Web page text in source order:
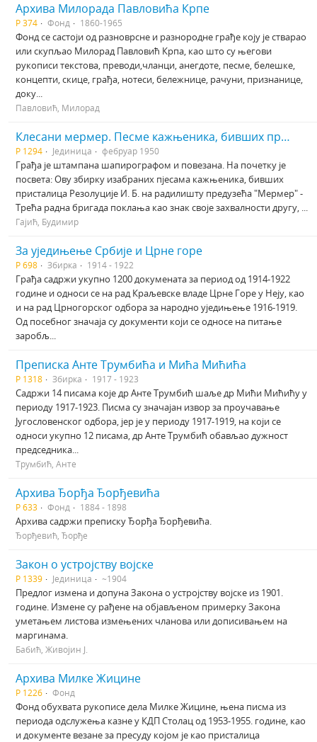
Архива Милорада Павловића Крпе
Р 374 Фонд 1860-1965
Фонд се састоји од разноврсне и разнородне грађе коју је стварао
или скупљао Милорад Павловић Крпа, као што су његови
рукописи текстова, преводи,чланци, анегдоте, песме, белешке,
концепти, скице, грађа, нотеси, бележнице, рачуни, признанице,
доку...
Павловић, Милорад
Клесани мермер. Песме кажњеника, бивших присталица Резолуције Информбироа
Р 1294 Јединица фебруар 1950
Грађа је штампана шапирографом и повезана. На почетку је
посвета: Ову збирку изабраних пјесама кажњеника, бивших
присталица Резолуције И. Б. на радилишту предузећа "Мермер" -
Трећа радна бригада поклања као знак своје захвалности другу, ...
Гајић, Будимир
За уједињење Србије и Црне горе
Р 698 Збирка 1914 - 1922
Грађа садржи укупно 1200 докумената за период од 1914-1922
године и односи се на рад Краљевске владе Црне Горе у Неју, као
и на рад Црногорског одбора за народно уједињење 1916-1919.
Од посебног значаја су документи који се односе на питање
заробљ...
Преписка Анте Трумбића и Мића Мићића
Р 1318 Збирка 1917 - 1923
Садржи 14 писама које др Анте Трумбић шаље др Мићи Мићићу у
периоду 1917-1923. Писма су значајан извор за проучавање
Југословенског одбора, јер је у периоду 1917-1919, на који се
односи укупно 12 писама, др Анте Трумбић обављао дужност
председника...
Трумбић, Анте
Архива Ђорђа Ђорђевића
Р 633 Фонд 1884 - 1898
Архива садржи преписку Ђорђа Ђорђевића.
Ђорђевић, Ђорђе
Закон о устројству војске
Р 1339 Јединица ~1904
Предлог измена и допуна Закона о устројству војске из 1901.
године. Измене су рађене на објављеном примерку Закона
уметањем листова измењених чланова или дописивањем на
маргинама.
Бабић, Живојин Ј.
Архива Милке Жицине
Р 1226 Фонд
Фонд обухвата рукописе дела Милке Жицине, њена писма из
периода одслужења казне у КДП Столац од 1953-1955. године, као
и документе везане за пресуду којом је као присталица